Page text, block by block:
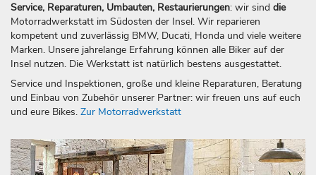
Service, Reparaturen, Umbauten, Restaurierungen: wir sind die
Motorradwerkstatt im Südosten der Insel. Wir reparieren
kompetent und zuverlässig BMW, Ducati, Honda und viele weitere
Marken. Unsere jahrelange Erfahrung können alle Biker auf der
Insel nutzen. Die Werkstatt ist natürlich bestens ausgestattet.
Service und Inspektionen, große und kleine Reparaturen, Beratung
und Einbau von Zubehör unserer Partner: wir freuen uns auf euch
und eure Bikes. Zur Motorradwerkstatt